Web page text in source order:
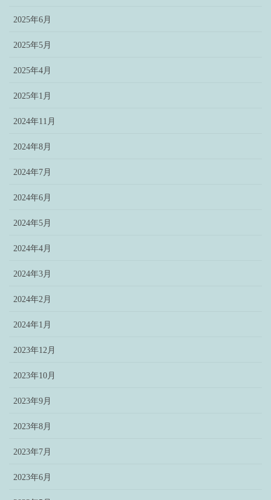
2025年6月
2025年5月
2025年4月
2025年1月
2024年11月
2024年8月
2024年7月
2024年6月
2024年5月
2024年4月
2024年3月
2024年2月
2024年1月
2023年12月
2023年10月
2023年9月
2023年8月
2023年7月
2023年6月